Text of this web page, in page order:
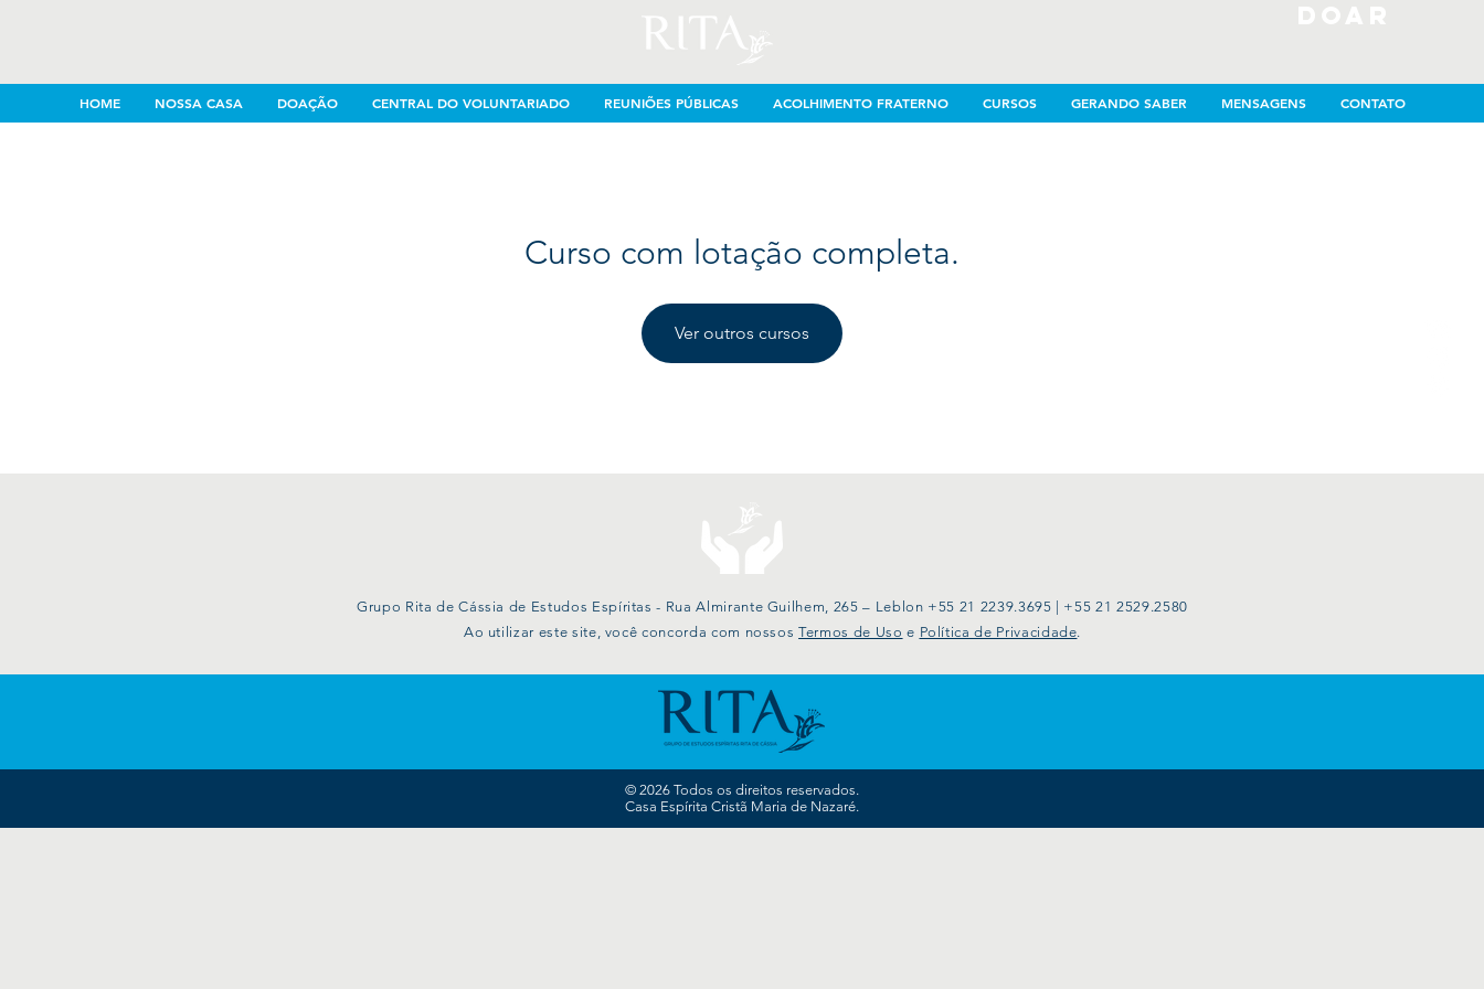
HOME NOSSA CASA DOAÇÃO CENTRAL DO VOLUNTARIADO REUNIÕES PÚBLICAS ACOLHIMENTO FRATERNO CURSOS GERANDO SABER MENSAGENS CONTATO
Curso com lotação completa.
Ver outros cursos
Grupo Rita de Cássia de Estudos Espíritas - Rua Almirante Guilhem, 265 – Leblon +55 21 2239.3695 | +55 21 2529.2580
Ao utilizar este site, você concorda com nossosTermos de Uso e Política de Privacidade.
© 2026 Todos os direitos reservados.
Casa Espírita Cristã Maria de Nazaré.